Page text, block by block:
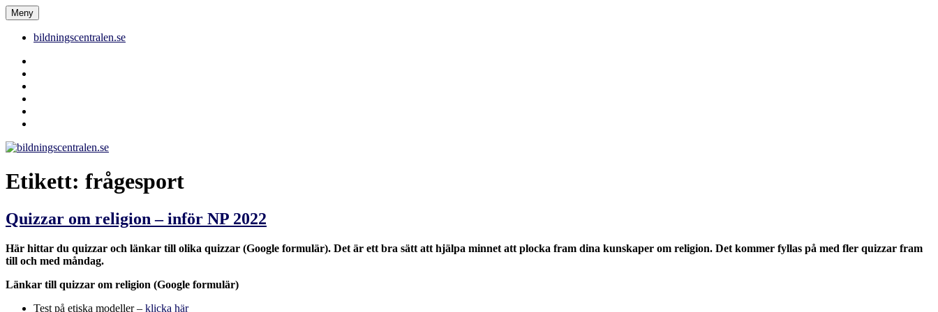
Hoppa
till
innehåll
bildningscentralen.se
Meny
bildningscentralen.se
Etikett: frågesport
Quizzar om religion – inför NP 2022
Här hittar du quizzar och länkar till olika quizzar (Google formulär). Det är ett bra sätt att hjälpa minnet att plocka fram dina kunskaper om religion. Det kommer fyllas på med fler quizzar fram
till och med måndag.
Länkar till quizzar om religion (Google formulär)
Test på etiska modeller – klicka här